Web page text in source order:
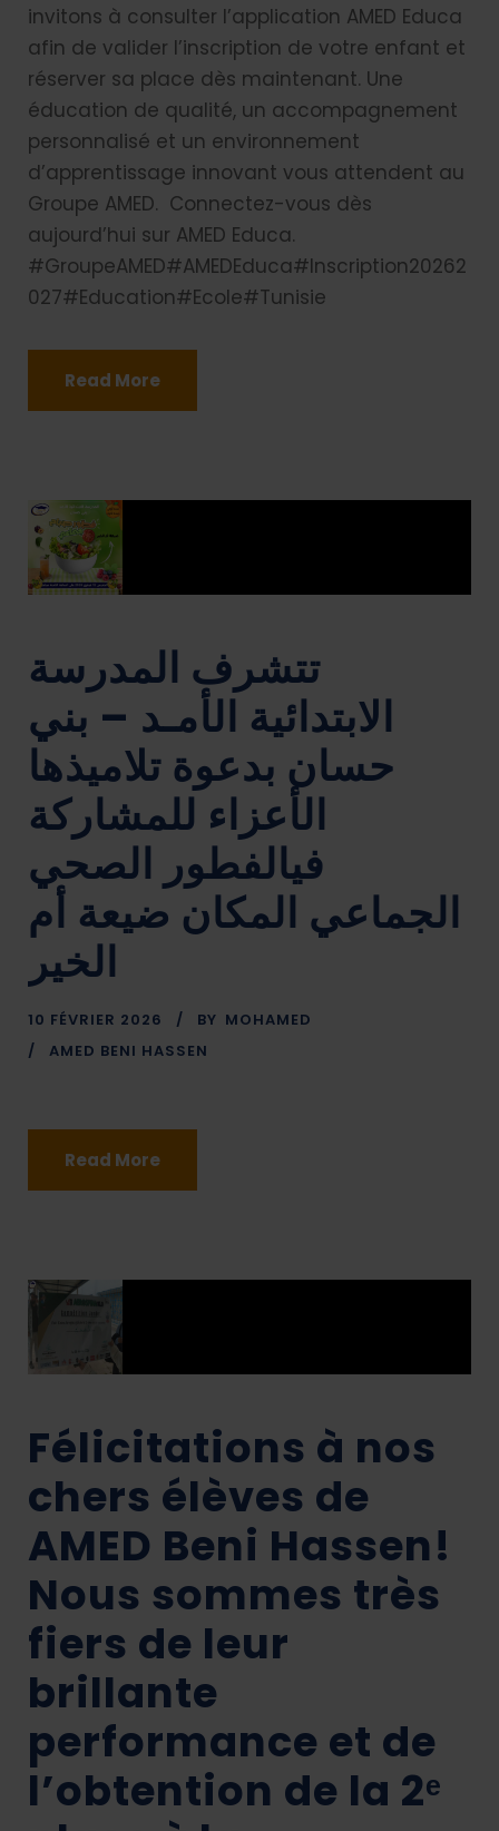
invitons à consulter l’application AMED Educa
afin de valider l’inscription de votre enfant et
réserver sa place dès maintenant. Une
éducation de qualité, un accompagnement
personnalisé et un environnement
d’apprentissage innovant vous attendent au
Groupe AMED. Connectez-vous dès
aujourd’hui sur AMED Educa.
#GroupeAMED#AMEDEduca#Inscription20262
027#Education#Ecole#Tunisie
Read More
تتشرف المدرسة
الابتدائية الأمـد – بني
حسان بدعوة تلاميذها
الأعزاء للمشاركة
فيالفطور الصحي
الجماعي المكان ضيعة أم
الخير
10 FÉVRIER 2026 BY MOHAMED
AMED BENI HASSEN
Read More
Félicitations à nos
chers élèves de
AMED Beni Hassen!
Nous sommes très
fiers de leur
brillante
performance et de
l’obtention de la 2ᵉ